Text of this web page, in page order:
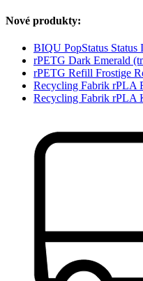
Nové produkty:
BIQU PopStatus Status
rPETG Dark Emerald
rPETG Refill Frostige
Recycling Fabrik rPLA
Recycling Fabrik rPLA